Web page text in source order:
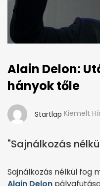
Alain Delon:
hányok tőle
Startlap Kiemelt
"Sajnálkozás
Sajnálkozás nélkül fog